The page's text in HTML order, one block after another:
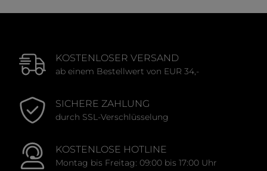
KOSTENLOSER VERSAND
ab einem Bestellwert von EUR 34,-
SICHERE ZAHLUNG
durch SSL-Verschlüsselung
KOSTENLOSE HOTLINE
Montag bis Freitag: 09:00 bis 17:00 Uhr